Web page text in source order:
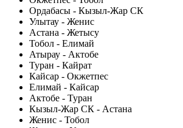
Ордабасы - Кызыл-Жар СК
Улытау - Женис
Астана - Жетысу
Тобол - Елимай
Атырау - Актобе
Туран - Кайрат
Кайсар - Окжетпес
Елимай - Кайсар
Актобе - Туран
Кызыл-Жар СК - Астана
Женис - Тобол